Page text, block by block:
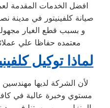
افضل الخدمات المقدمة
صيانة كلفينيتور في مدينة
و بسبب قطع الغيار
معتمده حفاظا علي
لماذا توكيل
مستوي وخبرة عالية في